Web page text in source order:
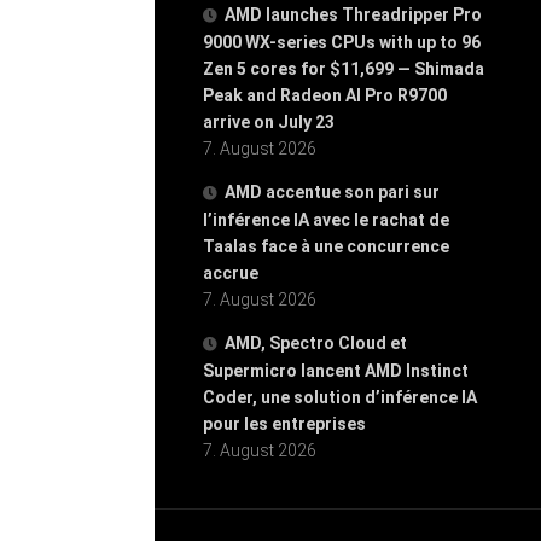
AMD launches Threadripper Pro
9000 WX-series CPUs with up to 96
Zen 5 cores for $11,699 — Shimada
Peak and Radeon AI Pro R9700
arrive on July 23
7. August 2026
AMD accentue son pari sur
l’inférence IA avec le rachat de
Taalas face à une concurrence
accrue
7. August 2026
AMD, Spectro Cloud et
Supermicro lancent AMD Instinct
Coder, une solution d’inférence IA
pour les entreprises
7. August 2026